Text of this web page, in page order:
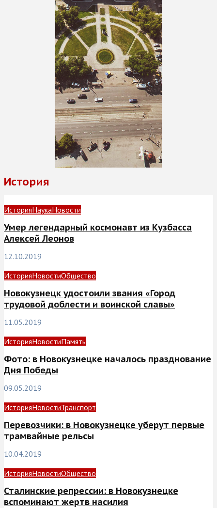
История
ИсторияНаукаНовости
Умер легендарный космонавт из Кузбасса
Алексей Леонов
12.10.2019
ИсторияНовостиОбщество
Новокузнецк удостоили звания «Город
трудовой доблести и воинской славы»
11.05.2019
ИсторияНовостиПамять
Фото: в Новокузнецке началось празднование
Дня Победы
09.05.2019
ИсторияНовостиТранспорт
Перевозчики: в Новокузнецке уберут первые
трамвайные рельсы
10.04.2019
ИсторияНовостиОбщество
Сталинские репрессии: в Новокузнецке
вспоминают жертв насилия